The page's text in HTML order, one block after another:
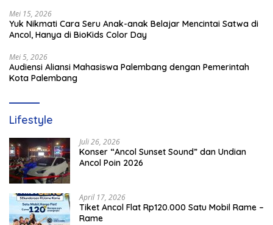
Mei 15, 2026
Yuk Nikmati Cara Seru Anak-anak Belajar Mencintai Satwa di
Ancol, Hanya di BioKids Color Day
Mei 5, 2026
Audiensi Aliansi Mahasiswa Palembang dengan Pemerintah
Kota Palembang
Lifestyle
Juli 26, 2026
Konser “Ancol Sunset Sound” dan Undian
Ancol Poin 2026
April 17, 2026
Tiket Ancol Flat Rp120.000 Satu Mobil Rame –
Rame